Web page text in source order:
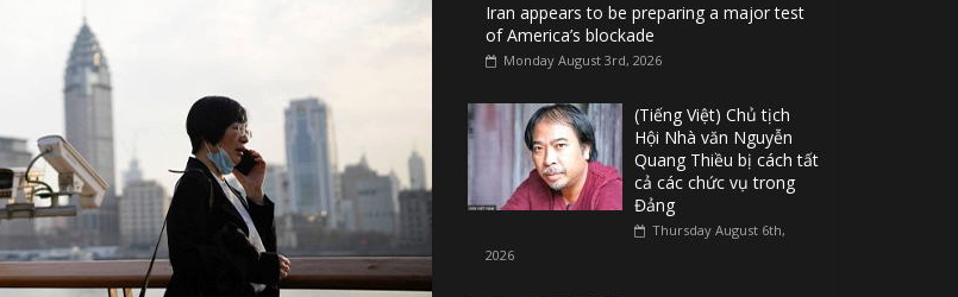
Iran appears to be preparing a major test
of America’s blockade
Monday August 3rd, 2026
(Tiếng Việt) Chủ tịch
Hội Nhà văn Nguyễn
Quang Thiều bị cách tất
cả các chức vụ trong
Đảng
Thursday August 6th,
2026